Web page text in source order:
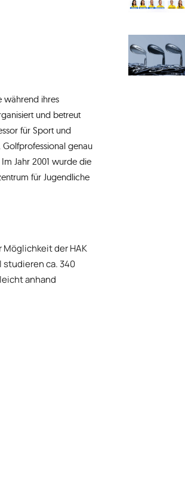
während ihres
und betreut
für Sport und
Golfprofessional genau
Jahr 2001 wurde die
für Jugendliche
der HAK
studieren ca. 340
anhand